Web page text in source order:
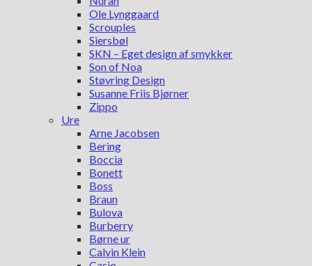
Ole Lynggaard
Scrouples
Siersbøl
SKN – Eget design af smykker
Son of Noa
Støvring Design
Susanne Friis Bjørner
Zippo
Ure
Arne Jacobsen
Bering
Boccia
Bonett
Boss
Braun
Bulova
Burberry
Børne ur
Calvin Klein